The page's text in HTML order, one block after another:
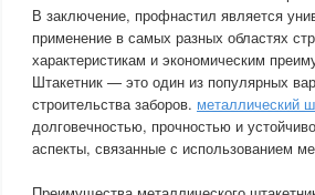
В заключение, профнастил является
применение в самых разных областях
характеристикам и экономическим
Штакетник — это один из популярных
строительства заборов. металлический
долговечностью, прочностью и
аспекты, связанные с использованием